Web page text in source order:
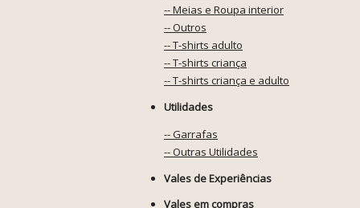
-- Meias e Roupa interior
-- Outros
-- T-shirts adulto
-- T-shirts criança
-- T-shirts criança e adulto
Utilidades
-- Garrafas
-- Outras Utilidades
Vales de Experiências
Vales em compras